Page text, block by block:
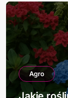
Agro